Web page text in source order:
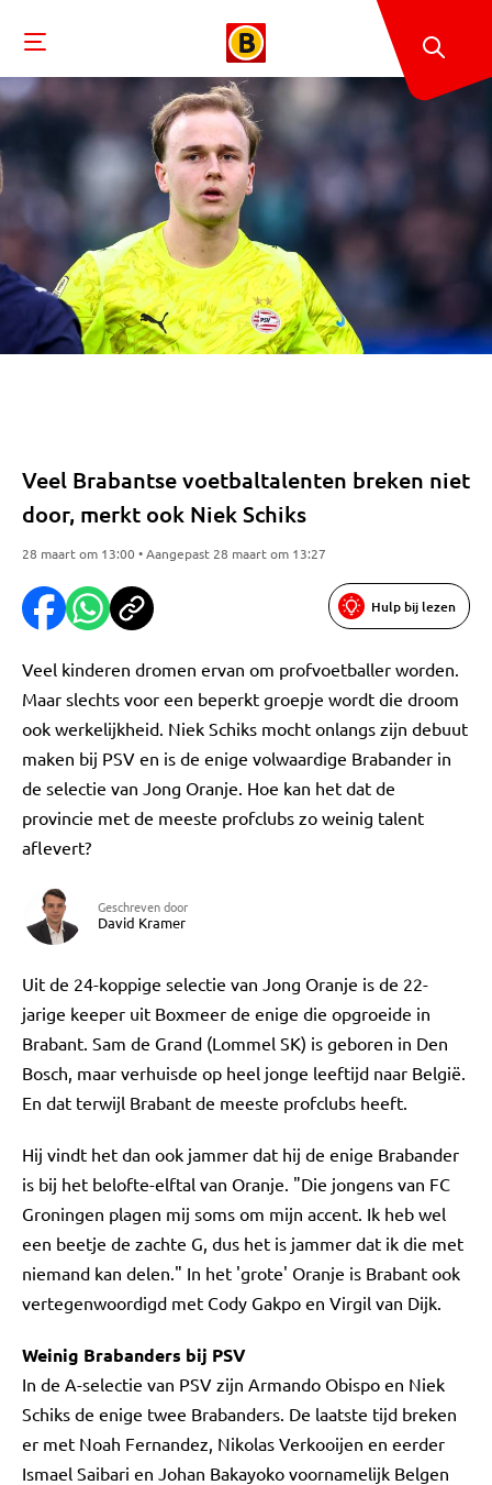
Veel Brabantse voetbaltalenten breken niet
door, merkt ook Niek Schiks
28 maart om 13:00 • Aangepast 28 maart om 13:27
Hulp bij lezen
Veel kinderen dromen ervan om profvoetballer worden.
Maar slechts voor een beperkt groepje wordt die droom
ook werkelijkheid. Niek Schiks mocht onlangs zijn debuut
maken bij PSV en is de enige volwaardige Brabander in
de selectie van Jong Oranje. Hoe kan het dat de
provincie met de meeste profclubs zo weinig talent
aflevert?
Geschreven door
David Kramer
Uit de 24-koppige selectie van Jong Oranje is de 22-
jarige keeper uit Boxmeer de enige die opgroeide in
Brabant. Sam de Grand (Lommel SK) is geboren in Den
Bosch, maar verhuisde op heel jonge leeftijd naar België.
En dat terwijl Brabant de meeste profclubs heeft.
Hij vindt het dan ook jammer dat hij de enige Brabander
is bij het belofte-elftal van Oranje. "Die jongens van FC
Groningen plagen mij soms om mijn accent. Ik heb wel
een beetje de zachte G, dus het is jammer dat ik die met
niemand kan delen." In het 'grote' Oranje is Brabant ook
vertegenwoordigd met Cody Gakpo en Virgil van Dijk.
Weinig Brabanders bij PSV
In de A-selectie van PSV zijn Armando Obispo en Niek
Schiks de enige twee Brabanders. De laatste tijd breken
er met Noah Fernandez, Nikolas Verkooijen en eerder
Ismael Saibari en Johan Bakayoko voornamelijk Belgen